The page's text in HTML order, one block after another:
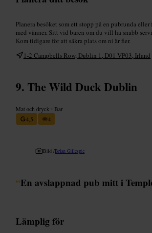
Planera besöket som ett stopp på en pubrunda
med vänner. Sitt vid baren om du vill ha snabb
Kom tidigare för att säkra plats om ni är fler.
1-2 Campbells Row, Dublin 1, D01 VP03, Irland
The Wild Duck Dublin
Mat och dryck • Bar
4,5
4
Bild /Brian Gillespie
“En avslappnad pub mitt i
Lämplig för